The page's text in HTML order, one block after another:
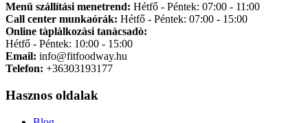
Menü szállítási menetrend: Hétfő - Péntek: 07:00 - 11:00
Call center munkaórák: Hétfő - Péntek: 07:00 - 15:00
Online tàplàlkozàsi tanàcsadò:
Hétfő - Péntek: 10:00 - 15:00
Email: info@fitfoodway.hu
Telefon: +36303193177
Hasznos oldalak